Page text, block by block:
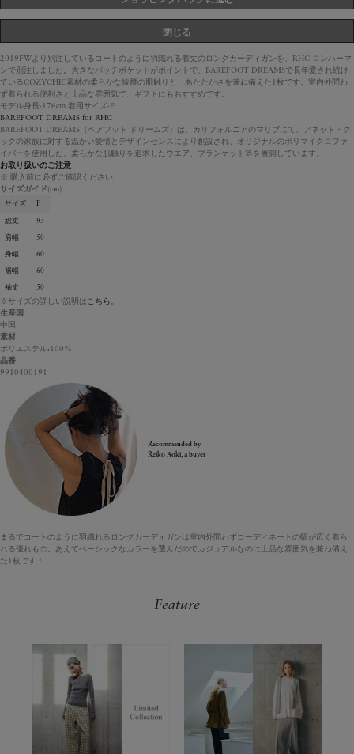
閉じる
2019FWより別注しているコートのように羽織れる着丈のロングカーディガンを、RHC ロンハーマ
ンで別注しました。大きなパッチポケットがポイントで、BAREFOOT DREAMSで長年愛され続け
ているCOZYCHIC素材の柔らかな抜群の肌触りと、あたたかさを兼ね備えた1枚です。室内外問わ
ず着られる便利さと上品な雰囲気で、ギフトにもおすすめです。
モデル身長:176cm 着用サイズ:F
BAREFOOT DREAMS for RHC
BAREFOOT DREAMS（ベアフット ドリームズ）は、カリフォルニアのマリブにて、アネット・ク
ックの家族に対する温かい愛情とデザインセンスにより創設され、オリジナルのポリマイクロファ
イバーを使用した、柔らかな肌触りを追求したウエア、ブランケット等を展開しています。
お取り扱いのご注意
※ 購入前に必ずご確認ください
サイズガイド(cm)
サイズ F
総丈 93
肩幅 50
身幅 60
裾幅 60
袖丈 50
※サイズの詳しい説明はこちら。
生産国
中国
素材
ポリエステル:100%
品番
9910400191
Recommended by
Reiko Aoki, a buyer
まるでコートのように羽織れるロングカーディガンは室内外問わずコーディネートの幅が広く着ら
れる優れもの。あえてベーシックなカラーを選んだのでカジュアルなのに上品な雰囲気を兼ね備え
た1枚です！
Feature